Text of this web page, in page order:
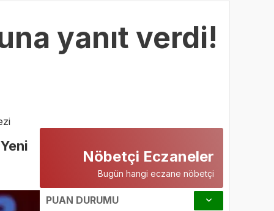
yanıt verdi!
Nöbetçi Eczaneler
Bugün hangi eczane nöbetçi
PUAN DURUMU